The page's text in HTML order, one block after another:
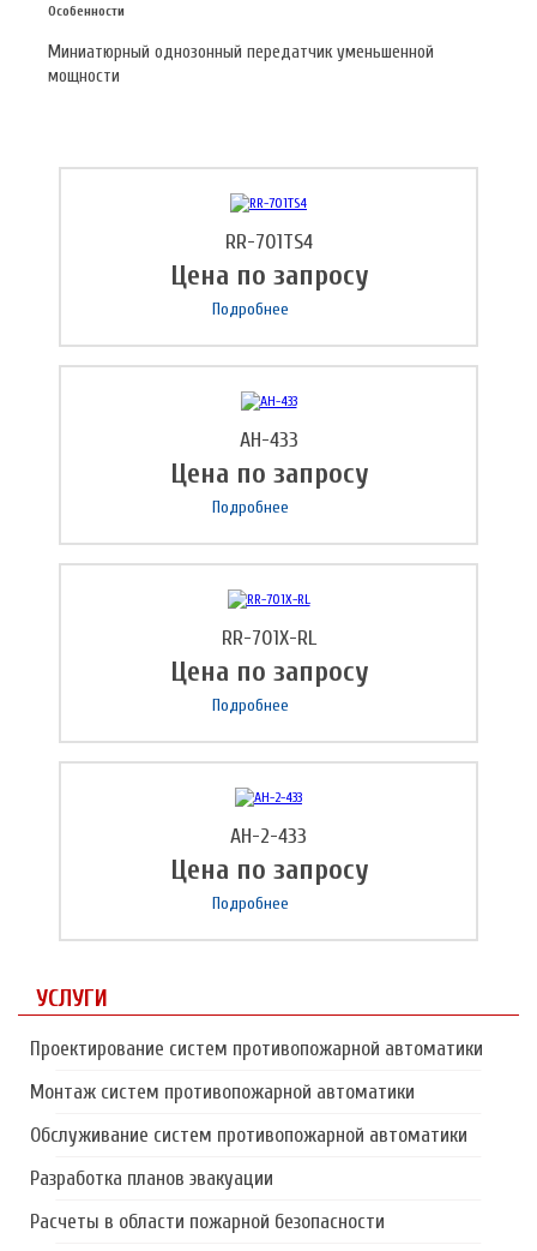
УСЛУГИ
Проектирование систем противопожарной автоматики
Монтаж систем противопожарной автоматики
Обслуживание систем противопожарной автоматики
Разработка планов эвакуации
Расчеты в области пожарной безопасности
Особенности
Миниатюрный однозонный передатчик уменьшенной
мощности
RR-701TS4
Цена по запросу
Подробнее
AH-433
Цена по запросу
Подробнее
RR-701X-RL
Цена по запросу
Подробнее
AH-2-433
Цена по запросу
Подробнее